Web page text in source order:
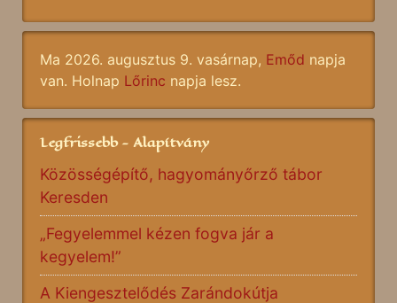
Ma 2026. augusztus 9. vasárnap, Emőd napja
van. Holnap Lőrinc napja lesz.
Legfrissebb - Alapítvány
Közösségépítő, hagyományőrző tábor
Keresden
„Fegyelemmel kézen fogva jár a
kegyelem!”
A Kiengesztelődés Zarándokútja